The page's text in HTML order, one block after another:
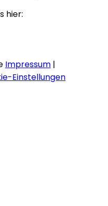
hier:
Impressum |
Einstellungen